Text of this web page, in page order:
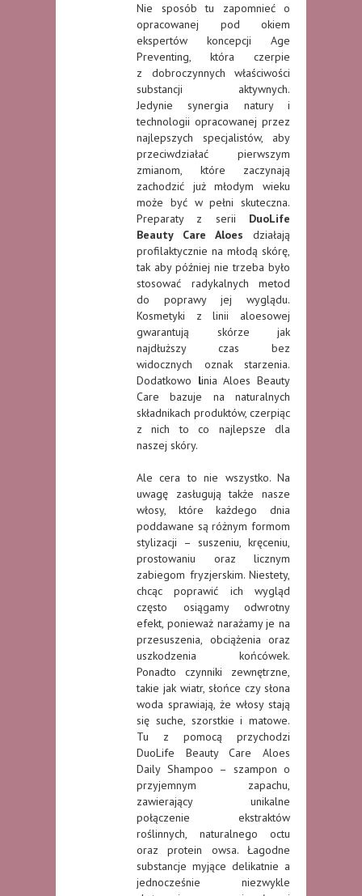
Nie sposób tu zapomnieć o
opracowanej pod okiem
ekspertów koncepcji Age
Preventing, która czerpie
z dobroczynnych właściwości
substancji aktywnych.
Jedynie synergia natury i
technologii opracowanej przez
najlepszych specjalistów, aby
przeciwdziałać pierwszym
zmianom, które zaczynają
zachodzić już młodym wieku
może być w pełni skuteczna.
Preparaty z serii DuoLife
Beauty Care Aloes działają
profilaktycznie na młodą skórę,
tak aby później nie trzeba było
stosować radykalnych metod
do poprawy jej wyglądu.
Kosmetyki z linii aloesowej
gwarantują skórze jak
najdłuższy czas bez
widocznych oznak starzenia.
Dodatkowo linia Aloes Beauty
Care bazuje na naturalnych
składnikach produktów, czerpiąc
z nich to co najlepsze dla
naszej skóry.
Ale cera to nie wszystko. Na
uwagę zasługują także nasze
włosy, które każdego dnia
poddawane są różnym formom
stylizacji – suszeniu, kręceniu,
prostowaniu oraz licznym
zabiegom fryzjerskim. Niestety,
chcąc poprawić ich wygląd
często osiągamy odwrotny
efekt, ponieważ narażamy je na
przesuszenia, obciążenia oraz
uszkodzenia końcówek.
Ponadto czynniki zewnętrzne,
takie jak wiatr, słońce czy słona
woda sprawiają, że włosy stają
się suche, szorstkie i matowe.
Tu z pomocą przychodzi
DuoLife Beauty Care Aloes
Daily Shampoo – szampon o
przyjemnym zapachu,
zawierający unikalne
połączenie ekstraktów
roślinnych, naturalnego octu
oraz protein owsa. Łagodne
substancje myjące delikatnie a
jednocześnie niezwykle